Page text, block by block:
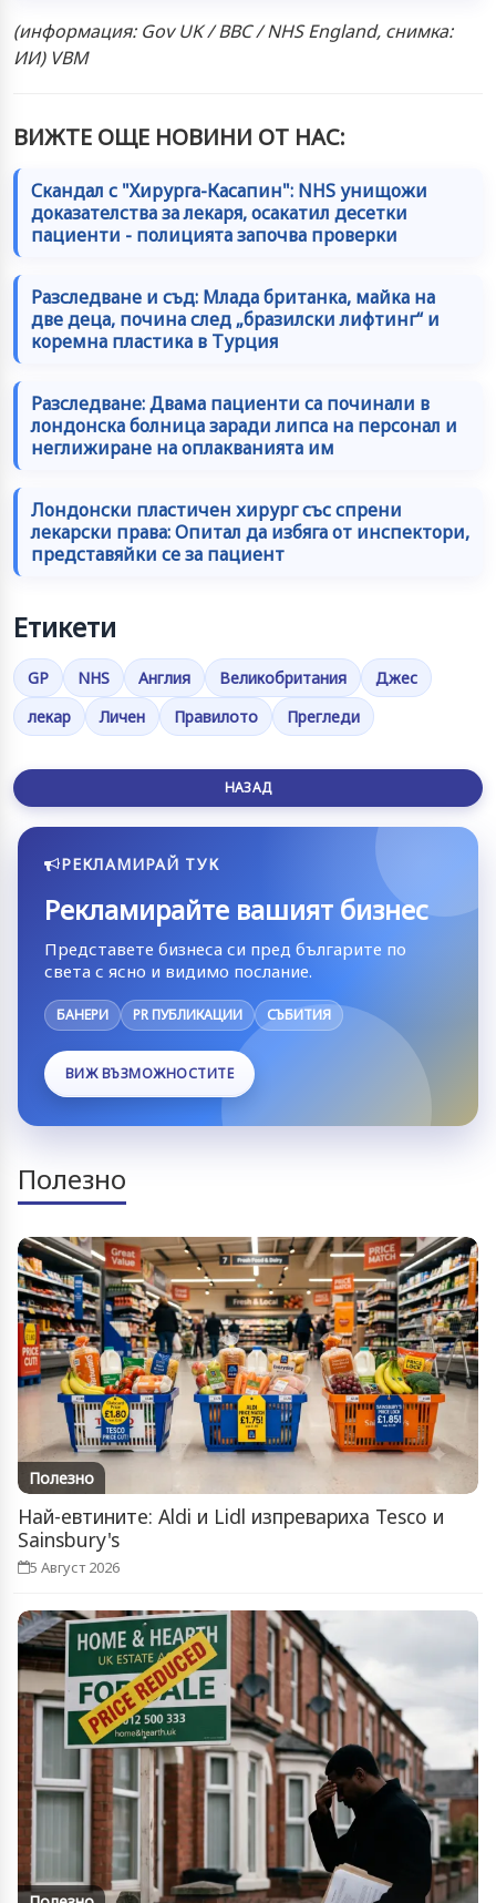
(информация: Gov UK / BBC / NHS England, снимка:
ИИ) VBM
ВИЖТЕ ОЩЕ НОВИНИ ОТ НАС:
Скандал с "Хирурга-Касапин": NHS унищожи
доказателства за лекаря, осакатил десетки
пациенти - полицията започва проверки
Разследване и съд: Млада британка, майка на
две деца, почина след „бразилски лифтинг“ и
коремна пластика в Турция
Разследване: Двама пациенти са починали в
лондонска болница заради липса на персонал и
неглижиране на оплакванията им
Лондонски пластичен хирург със спрени
лекарски права: Опитал да избяга от инспектори,
представяйки се за пациент
Етикети
GP NHS Англия Великобритания
Джес
лекар
Личен Правилото Прегледи
НАЗАД
РЕКЛАМИРАЙ ТУК
Рекламирайте вашият бизнес
Представете бизнеса си пред българите по
света с ясно и видимо послание.
БАНЕРИ PR ПУБЛИКАЦИИ СЪБИТИЯ
ВИЖ ВЪЗМОЖНОСТИТЕ
Полезно
Полезно
Най-евтините: Aldi и Lidl изпревариха Tesco и
Sainsbury's
5 Август 2026